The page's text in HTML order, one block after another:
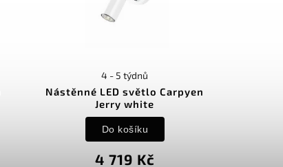
Nástěnné LED světlo Carpyen
Jerry white
4 - 5 týdnů
4 719 Kč
Do košíku